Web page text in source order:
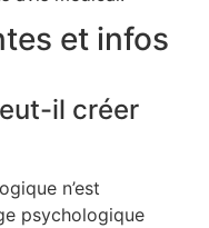
et infos
il créer
n’est
psychologique